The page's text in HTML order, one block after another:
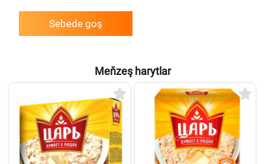
Sebede goş
Meňzeş harytlar